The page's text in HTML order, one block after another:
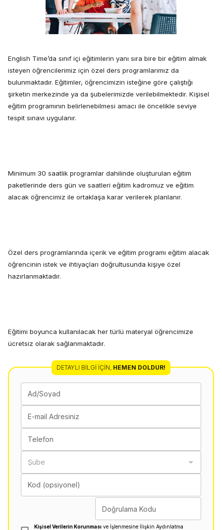
English Time’da sınıf içi eğitimlerin yanı sıra bire bir eğitim almak
isteyen öğrencilerimiz için özel ders programlarımız da
bulunmaktadır. Eğitimler, öğrencimizin isteğine göre çalıştığı
şirketin merkezinde ya da şubelerimizde verilebilmektedir. Kişisel
eğitim programının belirlenebilmesi amacı ile öncelikle seviye
tespit sınavı uygulanır.
Minimum 30 saatlik programlar dahilinde oluşturulan eğitim
paketlerinde ders gün ve saatleri eğitim kadromuz ve eğitim
alacak öğrencimiz ile ortaklaşa karar verilerek planlanır.
Özel ders programlarında içerik ve eğitim programı eğitim alacak
öğrencinin istek ve ihtiyaçları doğrultusunda kişiye özel
hazırlanmaktadır.
Eğitimi boyunca kullanılacak her türlü materyal öğrencimize
ücretsiz olarak sağlanmaktadır.
DETAYLI BILGI İÇIN HEMEN DOLDUR!
Ad/Soyad
E-mail Adresiniz
Telefon
Şube
Kod (opsiyonel)
Doğrulama Kodu
Kişisel Verilerin Korunması ve İşlenmesine İlişkin Aydınlatma